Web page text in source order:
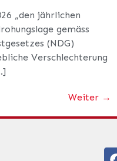
„den jährlichen
gemäss
(NDG)
Verschlechterung
Weiter →